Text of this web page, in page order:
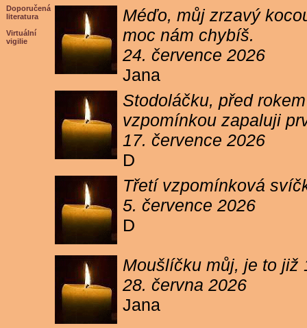
Doporučená
literatura
Virtuální
vigilie
Méďo, můj zrzavý
moc nám chybíš.
24. července 2026
Jana
Stodoláčku, před
vzpomínkou zapaluji
17. července 2026
D
Třetí vzpomínková
5. července 2026
D
Moušlíčku můj, je to již
28. června 2026
Jana